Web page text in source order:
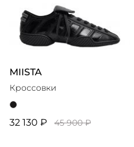
MIISTA
Кроссовки
32 130 ₽ 45 900 ₽